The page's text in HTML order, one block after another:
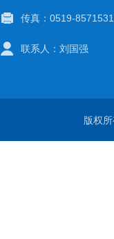
传真：0519-
联系人：刘国强
版权